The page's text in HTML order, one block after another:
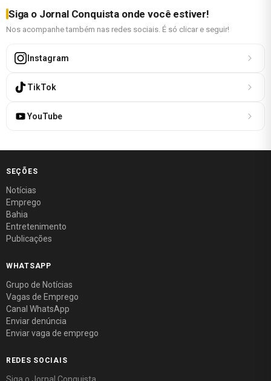
Siga o Jornal Conquista onde você estiver!
Nos acompanhe também nas redes sociais. É só clicar e seguir!
Instagram
TikTok
YouTube
SEÇÕES
Notícias
Emprego
Bahia
Entretenimento
Publicações
WHATSAPP
Grupo de Notícias
Vagas de Emprego
Canal WhatsApp
Enviar denúncia
Enviar vaga de emprego
REDES SOCIAIS